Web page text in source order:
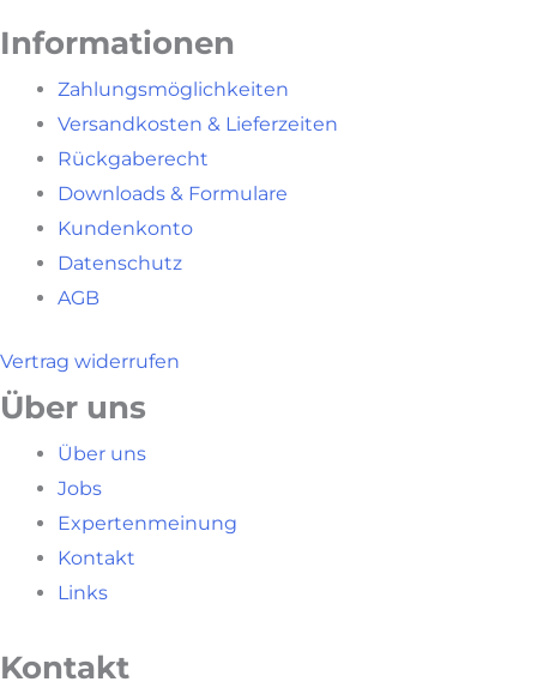
Informationen
Zahlungsmöglichkeiten
Versandkosten & Lieferzeiten
Rückgaberecht
Downloads & Formulare
Kundenkonto
Datenschutz
AGB
Vertrag widerrufen
Über uns
Über uns
Jobs
Expertenmeinung
Kontakt
Links
Kontakt